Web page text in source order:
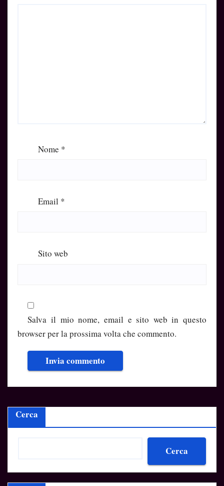
Nome *
Email *
Sito web
Salva il mio nome, email e sito web in questo
browser per la prossima volta che commento.
Cerca
Cerca